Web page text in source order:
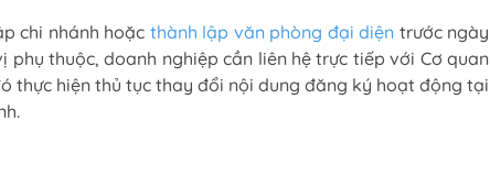
chi nhánh hoặc thành lập văn phòng đại diện trước ngày
phụ thuộc, doanh nghiệp cần liên hệ trực tiếp với Cơ quan
thực hiện thủ tục thay đổi nội dung đăng ký hoạt động tại